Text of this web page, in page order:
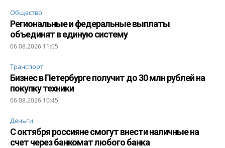
Общество
Региональные и федеральные выплаты
объединят в единую систему
06.08.2026 11:05
Транспорт
Бизнес в Петербурге получит до 30 млн рублей на
покупку техники
06.08.2026 10:45
Деньги
С октября россияне смогут внести наличные на
счет через банкомат любого банка